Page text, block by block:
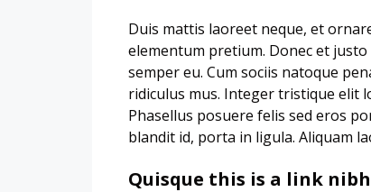
Duis mattis laoreet neque, et
elementum pretium. Donec et
semper eu. Cum sociis natoque
ridiculus mus. Integer tristique elit
Phasellus posuere felis sed eros
blandit id, porta in ligula. Aliquam
Quisque this is a link